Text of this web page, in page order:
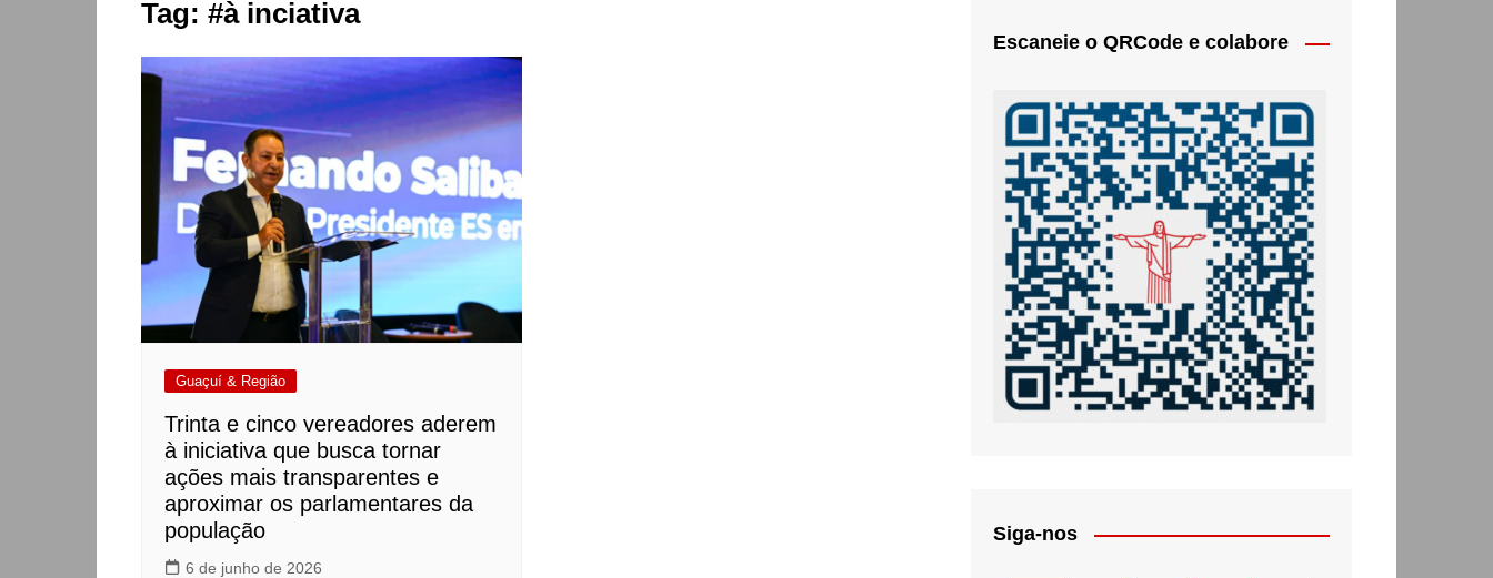
Tag: #à inciativa
Guaçuí & Região
Trinta e cinco vereadores aderem
à iniciativa que busca tornar
ações mais transparentes e
aproximar os parlamentares da
população
6 de junho de 2026
Escaneie o QRCode e colabore
Siga-nos